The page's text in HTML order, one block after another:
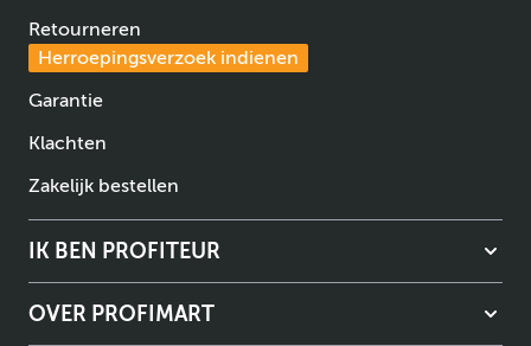
Retourneren
Herroepingsverzoek indienen
Garantie
Klachten
Zakelijk bestellen
IK BEN PROFITEUR
OVER PROFIMART